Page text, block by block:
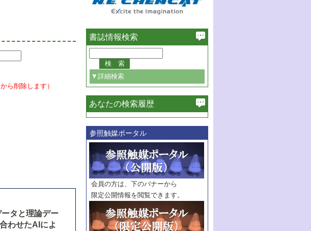
ら削除します）
タと理論デー
わせたAIによ
書誌情報検索
▼詳細検索
必ず含む
巻・号指定
巻
号
範囲指定
巻
号～
巻
号
触媒年鑑
年度
記事種別
あなたの検索履歴
参照触媒ポータル
会員の方は、下のバナーから
限定公開情報を閲覧できます。